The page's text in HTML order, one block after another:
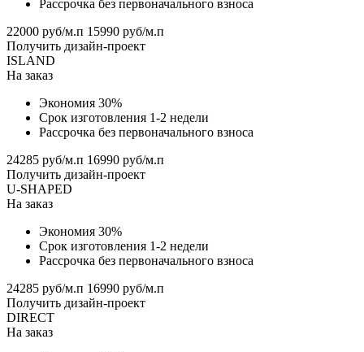
Рассрочка без первоначального взноса
22000 руб/м.п 15990 руб/м.п
Получить дизайн-проект
ISLAND
На заказ
Экономия 30%
Срок изготовления 1-2 недели
Рассрочка без первоначального взноса
24285 руб/м.п 16990 руб/м.п
Получить дизайн-проект
U-SHAPED
На заказ
Экономия 30%
Срок изготовления 1-2 недели
Рассрочка без первоначального взноса
24285 руб/м.п 16990 руб/м.п
Получить дизайн-проект
DIRECT
На заказ